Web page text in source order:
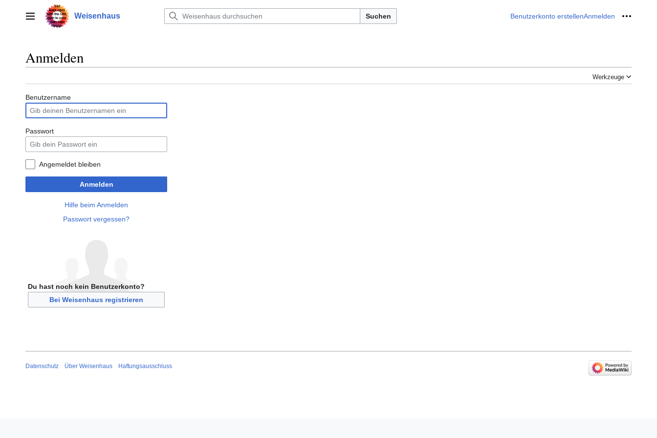
springenHauptmenü Weisenhaus Suchen Benutzerkonto erstellenAnmelden Meine
Anmelden
Werkzeuge
Benutzername
Passwort
Angemeldet bleiben
Anmelden
Hilfe beim Anmelden
Passwort vergessen?
Du hast noch kein Benutzerkonto?
Bei Weisenhaus registrieren
Datenschutz Über Weisenhaus Haftungsausschluss